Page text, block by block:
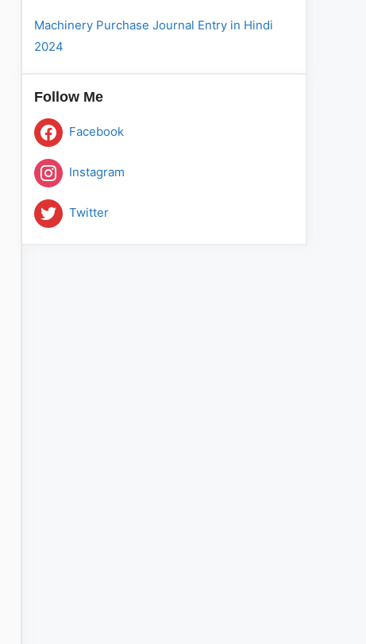
Machinery Purchase Journal Entry in Hindi
2024
Follow Me
Facebook
Instagram
Twitter